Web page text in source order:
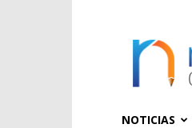
NOTICIAS